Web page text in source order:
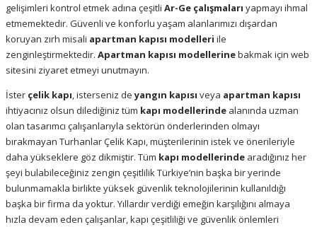
gelişimleri kontrol etmek adına çeşitli Ar-Ge çalışmaları yapmayı ihmal
etmemektedir. Güvenli ve konforlu yaşam alanlarımızı dışardan
koruyan zırh misali apartman kapısı modelleri ile
zenginleştirmektedir. Apartman kapısı modellerinebakmak için web
sitesini ziyaret etmeyi unutmayın.
İster çelik kapı, isterseniz deyangın kapısı veya apartman kapısı
ihtiyacınız olsun dilediğiniz tüm kapı modellerinde alanında uzman
olan tasarımcı çalışanlarıyla sektörün önderlerinden olmayı
bırakmayan Turhanlar Çelik Kapı, müşterilerinin istek ve önerileriyle
daha yükseklere göz dikmiştir. Tüm kapı modellerinde aradığınız her
şeyi bulabileceğiniz zengin çeşitlilik Türkiye’nin başka bir yerinde
bulunmamakla birlikte yüksek güvenlik teknolojilerinin kullanıldığı
başka bir firma da yoktur. Yıllardır verdiği emeğin karşılığını almaya
hızla devam eden çalışanlar, kapı çeşitliliği ve güvenlik önlemleri